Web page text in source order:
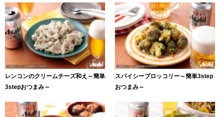
レンコンのクリームチーズ和え～簡単
3stepおつまみ～
スパイシーブロッコリー～簡単3step
おつまみ～